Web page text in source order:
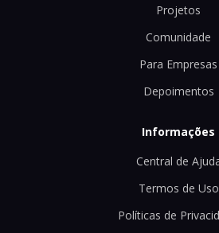
Projetos
Comunidade
Para Empresas
Depoimentos
Informações
Central de
Termos de Uso
Políticas de